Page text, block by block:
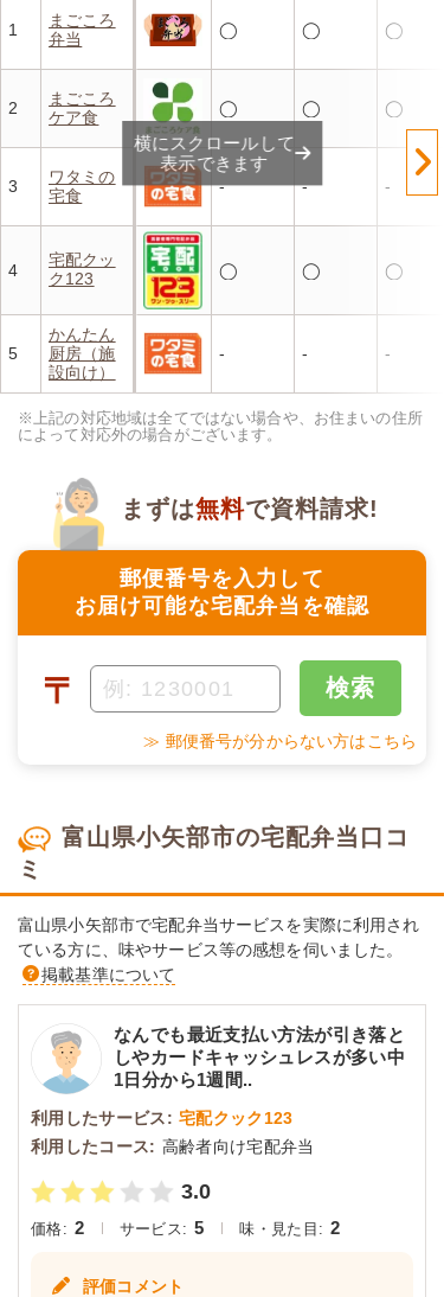
1
まごころ
弁当
◯ ◯ ◯
2
まごころ
ケア食
◯ ◯ ◯
3
ワタミの
宅食
- - -
4
宅配クッ
ク123
◯ ◯ ◯
5
かんたん
厨房（施
設向け）
- - -
横にスクロールして
表示できます
※上記の対応地域は全てではない場合や、お住まいの住所
によって対応外の場合がございます。
郵便番号を入力して
お届け可能な宅配弁当を確認
まずは無料で資料請求!
〒 検索
≫ 郵便番号が分からない方はこちら
富山県小矢部市の宅配弁当口コ
ミ
富山県小矢部市で宅配弁当サービスを実際に利用され
ている方に、味やサービス等の感想を伺いました。
掲載基準について
なんでも最近支払い方法が引き落と
しやカードキャッシュレスが多い中
1日分から1週間..
利用したサービス: 宅配クック123
利用したコース: 高齢者向け宅配弁当
3.0
価格: 2 サービス: 5 味・見た目: 2
評価コメント